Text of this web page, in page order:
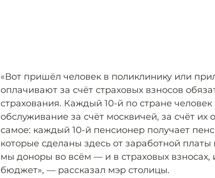
«Вот пришёл человек в поликлинику или
оплачивают за счёт страховых взносов
страхования. Каждый 10-й по стране
обслуживание за счёт москвичей, за счёт их
самое: каждый 10-й пенсионер получает
которые сделаны здесь от заработной платы
мы доноры во всём — и в страховых взносах,
бюджет», — рассказал мэр столицы.